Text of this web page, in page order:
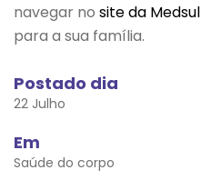
Postado dia
22 Julho
Em
Saúde do corpo
navegar no site da Medsul
para a sua família.